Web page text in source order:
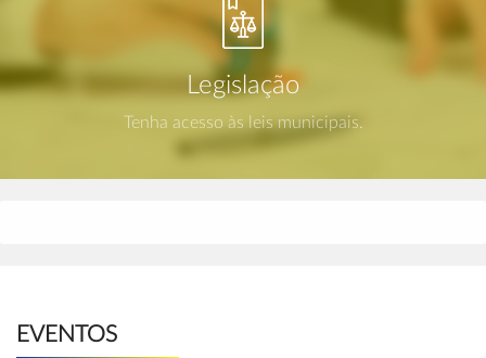
Legislação
Tenha acesso às leis municipais.
EVENTOS